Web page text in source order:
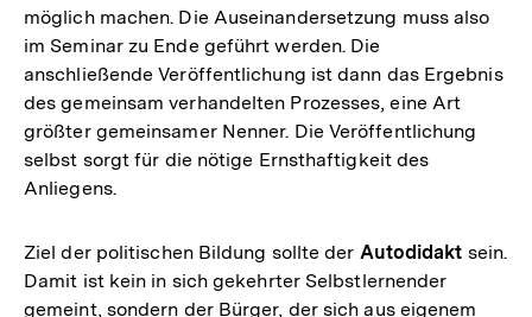
möglich machen. Die Auseinandersetzung muss also
im Seminar zu Ende geführt werden. Die
anschließende Veröffentlichung ist dann das Ergebnis
des gemeinsam verhandelten Prozesses, eine Art
größter gemeinsamer Nenner. Die Veröffentlichung
selbst sorgt für die nötige Ernsthaftigkeit des
Anliegens.
Ziel der politischen Bildung sollte der Autodidakt sein.
Damit ist kein in sich gekehrter Selbstlernender
gemeint, sondern der Bürger, der sich aus eigenem